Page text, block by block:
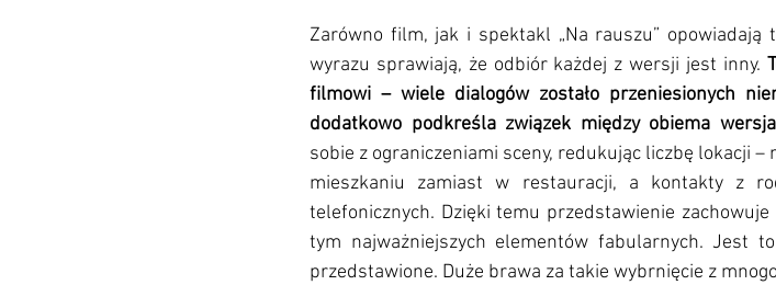
Zarówno film, jak i spektakl „Na rauszu”
wyrazu sprawiają, że odbiór każdej z wersji jest inny.
filmowi – wiele dialogów zostało przeniesionych
dodatkowo podkreśla związek między obiema
sobie z ograniczeniami sceny, redukując liczbę lokacji
mieszkaniu zamiast w restauracji, a kontakty z
telefonicznych. Dzięki temu przedstawienie
tym najważniejszych elementów fabularnych. Jest
przedstawione. Duże brawa za takie wybrnięcie z